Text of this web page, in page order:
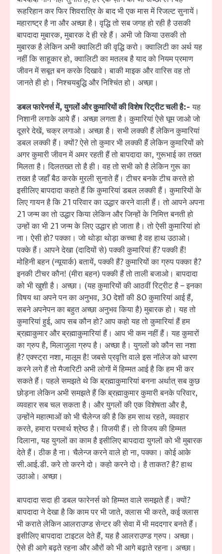
रूहरिहान कर फिर शिवरात्रि के बाद भी एक मास में रिजल्ट सुनायें।
महाराष्ट्र है ना और अच्छा है। वृद्धि तो सब जगह हो रही है उसकी
बापदादा मुबारक, मुबारक दे ही रहे हैं। अभी जो किया उसकी तो
मुबारक है लेकिन अभी क्वालिटी की वृद्धि करो। क्वालिटी का अर्थ यह
नहीं कि साहूकार हो, क्वालिटी का मतलब है याद को नियम प्रमाण
जीवन में सबूत बन करके दिखावे। बाकी माइक और वारिस वह तो
जानते ही हो। निश्चयबुद्धि और निश्चिंत हो। अच्छा।
डबल फारेनर्स में, युगलों और कुमारियों की विशेष रिट्रीट चली है:-यह
निशानी लगाके आये हैं। अच्छा लगता है। कुमारियां ऐसे घूम जाओ जो
दूसरे देखें, चक्र लगाओ। अच्छा है। सभी लक्की हैं लेकिन कुमारियां
डबल लक्की हैं। क्यों? ऐसे तो कुमार भी लक्की हैं लेकिन कुमारियों को
अगर कुमारी जीवन में अमर रहती हैं तो बापदादा का, गुरूभाई का तख्त
मिलता है। दिलतख्त तो है ही। वह तो सभी को है लेकिन गुरू का
तख्त है जहाँ बैठ करके मुरली सुनाते हैं। टीचर बनके टीच करते हो
इसीलिए बापदादा कहते हैं कि कुमारियां डबल लक्की हैं। कुमारियों के
लिए गायन है कि 21 परिवार का उद्धार करने वाली हैं। तो आपने अपना
21 जन्म का तो उद्धार किया लेकिन और जिन्हों के निमित्त बनती हो
उन्हों का भी 21 जन्म के लिए उद्धार हो जाता है। तो ऐसी कुमारियां हो
ना। ऐसी हो? पक्का। जो थोड़ा थोड़ा कच्चा है वह हाथ उठाओ।
पक्के हैं। आपने देखा (दादियों से) पक्की कुमारियां हैं? पक्की हैं!
मोहिनी बहन (न्यूयार्क) बतायें, पक्की हैं? कुमारियों का ग्रुप पक्का है?
इनकी टीचर कौन! (मीरा बहन) पक्की हैं तो ताली बजाओ। बापदादा
को भी खुशी है। अच्छा। (यह कुमारियों की आठवीं रिट्रीट है – इनका
विषय था अपने पन का अनुभव, 30 देशों की 80 कुमारियां आई हैं,
सबने अपनेपन का बहुत अच्छा अनुभव किया है) मुबारक हो। यह तो
कुमारियां हुई, आप सब कौन हो? आप कहो यह तो कुमारियां हैं हम
ब्रह्माकुमार और ब्रह्माकुमारियां हैं। आप भी कम नहीं हैं। यह कुमारों
का ग्रुप है, मिलाजुला ग्रुप है। अच्छा है। युगलों को कौन सा नशा
है? एक्स्ट्रा नशा, मालूम है! जबसे प्रवृत्ति वाले इस नॉलेज को धारण
करने लगे हैं तो मैजारिटी अभी लोगों में हिम्मत आई है कि हम भी कर
सकते हैं। पहले समझते थे कि ब्रह्माकुमारियां बनना अर्थात् सब कुछ
छोड़ना लेकिन अभी समझते हैं कि ब्रह्माकुमार कुमारी बनके परिवार,
व्यवहार सब चल सकता है। और युगलों की एक विशेषता और है,
उन्होंने महात्माओं को भी चैलेन्ज की है कि हम साथ रहते, व्यवहार
करते, हमारा परमार्थ श्रेष्ठ है। विजयी हैं। तो विजय की हिम्मत
दिलाना, यह युगलों का काम है इसीलिए बापदादा युगलों को भी मुबारक
देते हैं। ठीक है ना। चैलेन्ज करने वाले हो ना, पक्का। कोई आके
सी.आई.डी. करे तो करने दो। कहो करने दो। है ताकत? है? हाथ
उठाओ। अच्छा।
बापदादा सदा ही डबल फारेनर्स को हिम्मत वाले समझते हैं। क्यों?
बापदादा ने देखा है कि काम पर भी जाते, क्लास भी करते, कई क्लास
भी कराते लेकिन आलराउण्ड सेन्टर की सेवा में भी मददगार बनते हैं।
इसीलिए बापदादा टाइटल देते हैं, यह है आलराउण्ड ग्रुप। अच्छा।
ऐसे ही आगे बढ़ते रहना और औरों को भी आगे बढ़ाते रहना। अच्छा।